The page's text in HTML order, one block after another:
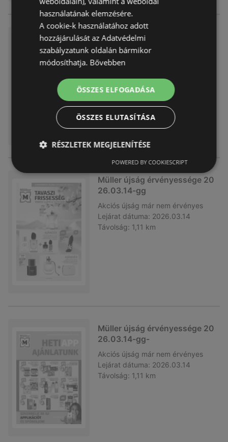
PDF letöltése
Akciós újság már nem érvényes
Lejárat dátuma:
Müller újság érvényessége 20
26.03.14-gg
Akciós újság már nem érvényes
Lejárat dátuma: 2026.03.14
Távolság: 1,11 km
Müller újság érvényessége 20
26.03.14-gg-
Akciós újság már nem érvényes
Lejárat dátuma: 2026.03.14
Távolság: 1,11 km
használatának elemzésére.
A cookie-k használatához adott
hozzájárulását az Adatvédelmi
szabályzatunk oldalán bármikor
módosíthatja. Bővebben
ÖSSZES ELFOGADÁSA
ÖSSZES ELUTASÍTÁSA
RÉSZLETEK MEGJELENÍTÉSE
POWERED BY COOKIESCRIPT